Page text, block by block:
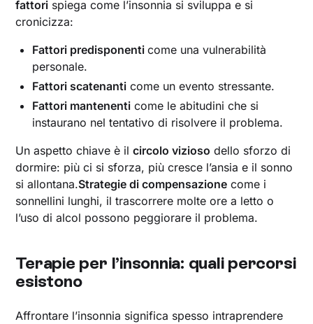
fattori spiega come l’insonnia si sviluppa e si
cronicizza:
Fattori predisponenticome una vulnerabilità
personale.
Fattori scatenanti come un evento stressante.
Fattori mantenenti come le abitudini che si
instaurano nel tentativo di risolvere il problema.
Un aspetto chiave è ilcircolo vizioso dello sforzo di
dormire: più ci si sforza, più cresce l’ansia e il sonno
si allontana.Strategie di compensazione come i
sonnellini lunghi, il trascorrere molte ore a letto o
l’uso di alcol possono peggiorare il problema.
Terapie per l’insonnia: quali percorsi
esistono
Affrontare l’insonnia significa spesso intraprendere